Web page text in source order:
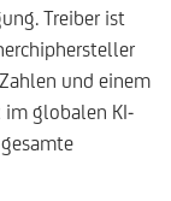
Treiber ist
und einem
globalen KI-